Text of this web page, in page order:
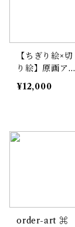
【ちぎり絵×切
り絵】原画アー
ト『yanbaru-
kuina（ヤンバ
¥12,000
order-art ⌘